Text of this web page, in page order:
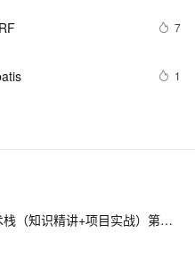
7
1
——跟我学spring3 569
全面讲解Spring Cloud Alibaba技术栈（知识精讲+项目实战）第一阶段